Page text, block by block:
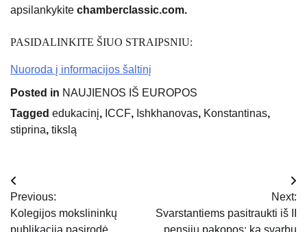
apsilankykite chamberclassic.com.
PASIDALINKITE ŠIUO STRAIPSNIU:
Nuoroda į informacijos šaltinį
Posted in NAUJIENOS IŠ EUROPOS
Tagged edukacinį, ICCF, Ishkhanovas, Konstantinas,
stiprina, tikslą
Navigacija
tarp
Previous:
Kolegijos mokslininkų
publikacija pasirodė
Next:
Svarstantiems pasitraukti iš II
pensijų pakopos: ką svarbu